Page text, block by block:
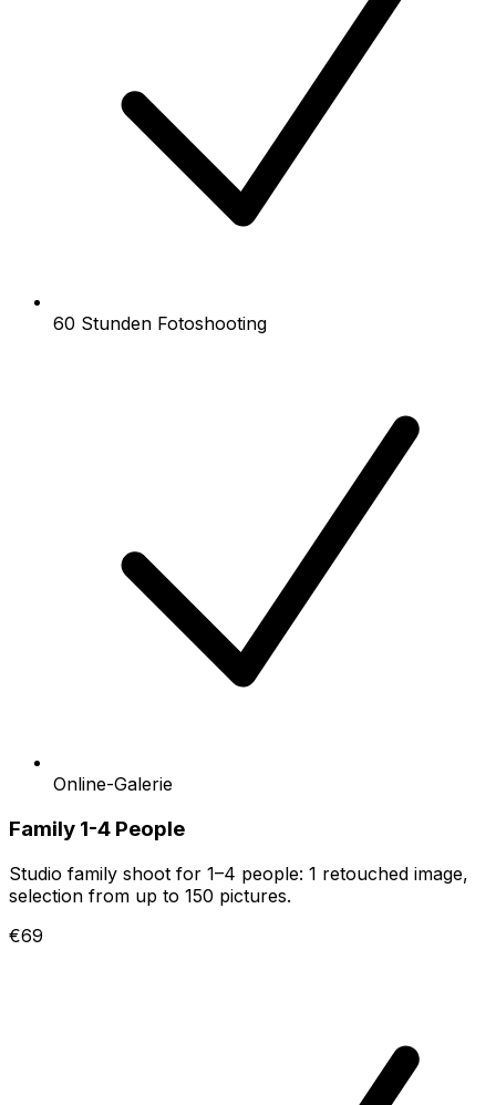
60 Stunden Fotoshooting
Online-Galerie
Family 1-4 People
Studio family shoot for 1–4 people: 1 retouched image,
selection from up to 150 pictures.
€69